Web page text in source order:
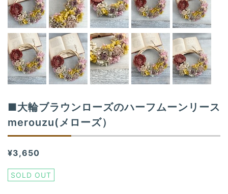
■大輪ブラウンローズのハーフムーンリース
merouzu(メローズ）
¥3,650
SOLD OUT